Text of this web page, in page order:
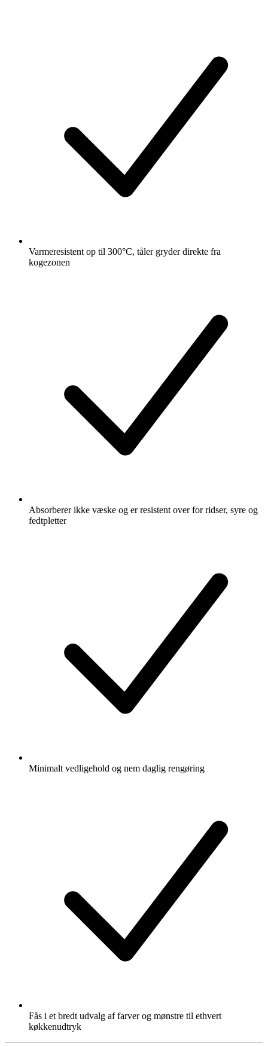
Varmeresistent op til 300°C, tåler gryder direkte fra
kogezonen
Absorberer ikke væske og er resistent over for ridser, syre og
fedtpletter
Minimalt vedligehold og nem daglig rengøring
Fås i et bredt udvalg af farver og mønstre til ethvert
køkkenudtryk